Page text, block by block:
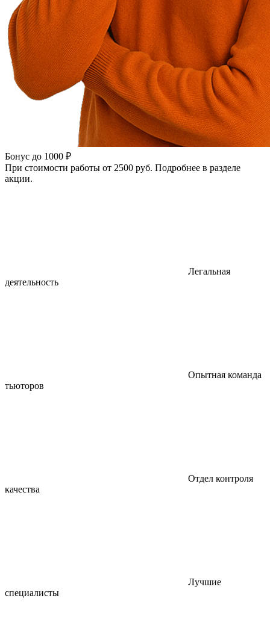
Бонус до 1000 ₽
При стоимости работы от 2500 руб. Подробнее в разделе
акции.
Легальная
деятельность
Опытная команда
тьюторов
Отдел контроля
качества
Лучшие
специалисты